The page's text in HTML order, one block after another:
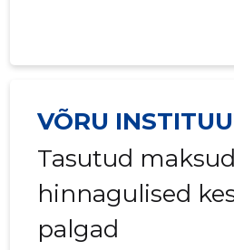
VÕRU
Tasutud
hinnagulised
palgad